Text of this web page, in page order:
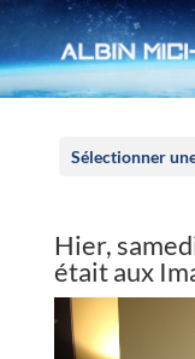
Sélectionner
Hier,
était aux
Panneau de gestion